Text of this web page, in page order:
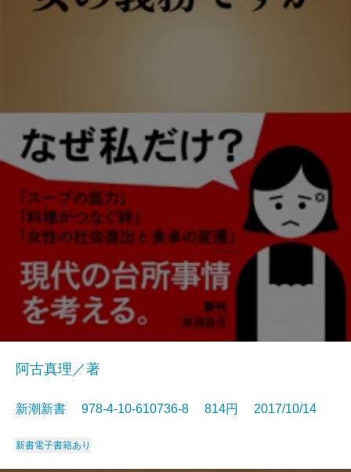
阿古真理／著
新潮新書 978-4-10-610736-8 814円 2017/10/14
新書電子書籍あり